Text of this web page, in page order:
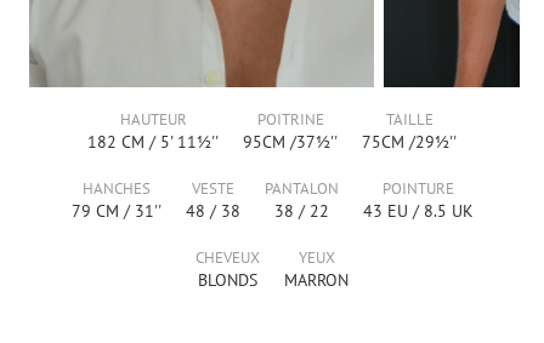
HAUTEUR
182 CM / 5' 11½''
POITRINE
95CM /37½''
TAILLE
75CM /29½''
HANCHES
79 CM / 31''
VESTE
48 / 38
PANTALON
38 / 22
POINTURE
43 EU / 8.5 UK
CHEVEUX
BLONDS
YEUX
MARRON